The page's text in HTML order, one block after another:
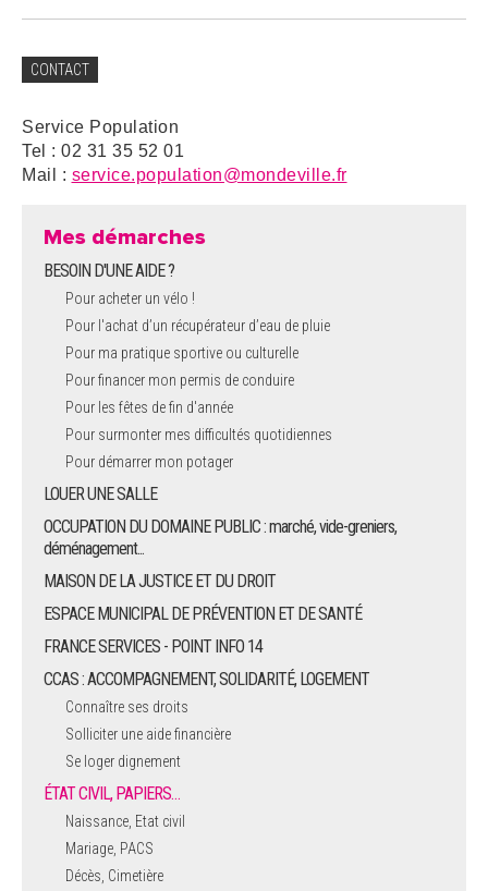
CONTACT
Service Population
Tel : 02 31 35 52 01
Mail : service.population@mondeville.fr
Mes démarches
BESOIN D'UNE AIDE ?
Pour acheter un vélo !
Pour l'achat d’un récupérateur d’eau de pluie
Pour ma pratique sportive ou culturelle
Pour financer mon permis de conduire
Pour les fêtes de fin d'année
Pour surmonter mes difficultés quotidiennes
Pour démarrer mon potager
LOUER UNE SALLE
OCCUPATION DU DOMAINE PUBLIC : marché, vide-greniers,
déménagement...
MAISON DE LA JUSTICE ET DU DROIT
ESPACE MUNICIPAL DE PRÉVENTION ET DE SANTÉ
FRANCE SERVICES - POINT INFO 14
CCAS : ACCOMPAGNEMENT, SOLIDARITÉ, LOGEMENT
Connaître ses droits
Solliciter une aide financière
Se loger dignement
ÉTAT CIVIL, PAPIERS…
Naissance, Etat civil
Mariage, PACS
Décès, Cimetière